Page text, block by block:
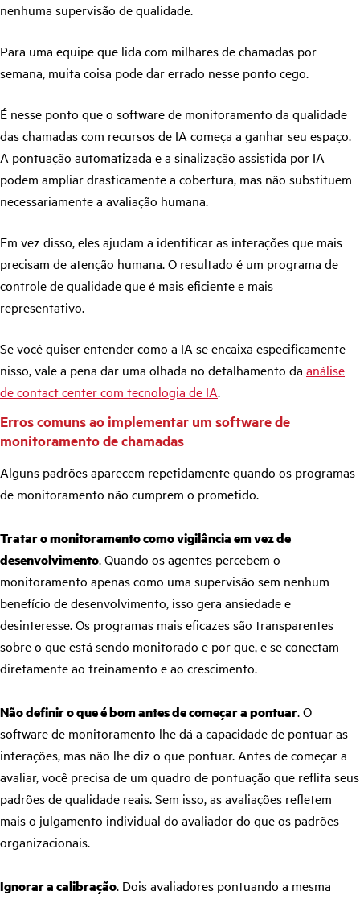
nenhuma supervisão de qualidade.
Para uma equipe que lida com milhares de chamadas por
semana, muita coisa pode dar errado nesse ponto cego.
É nesse ponto que o software de monitoramento da qualidade
das chamadas com recursos de IA começa a ganhar seu espaço.
A pontuação automatizada e a sinalização assistida por IA
podem ampliar drasticamente a cobertura, mas não substituem
necessariamente a avaliação humana.
Em vez disso, eles ajudam a identificar as interações que mais
precisam de atenção humana. O resultado é um programa de
controle de qualidade que é mais eficiente e mais
representativo.
Se você quiser entender como a IA se encaixa especificamente
nisso, vale a pena dar uma olhada no detalhamento da análise
de contact center com tecnologia de IA.
Erros comuns ao implementar um software de
monitoramento de chamadas
Alguns padrões aparecem repetidamente quando os programas
de monitoramento não cumprem o prometido.
Tratar o monitoramento como vigilância em vez de
desenvolvimento. Quando os agentes percebem o
monitoramento apenas como uma supervisão sem nenhum
benefício de desenvolvimento, isso gera ansiedade e
desinteresse. Os programas mais eficazes são transparentes
sobre o que está sendo monitorado e por que, e se conectam
diretamente ao treinamento e ao crescimento.
Não definir o que é bom antes de começar a pontuar. O
software de monitoramento lhe dá a capacidade de pontuar as
interações, mas não lhe diz o que pontuar. Antes de começar a
avaliar, você precisa de um quadro de pontuação que reflita seus
padrões de qualidade reais. Sem isso, as avaliações refletem
mais o julgamento individual do avaliador do que os padrões
organizacionais.
Ignorar a calibração. Dois avaliadores pontuando a mesma